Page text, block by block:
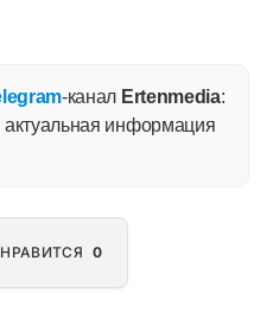
-канал Ertenmedia:
актуальная информация
НРАВИТСЯ 0